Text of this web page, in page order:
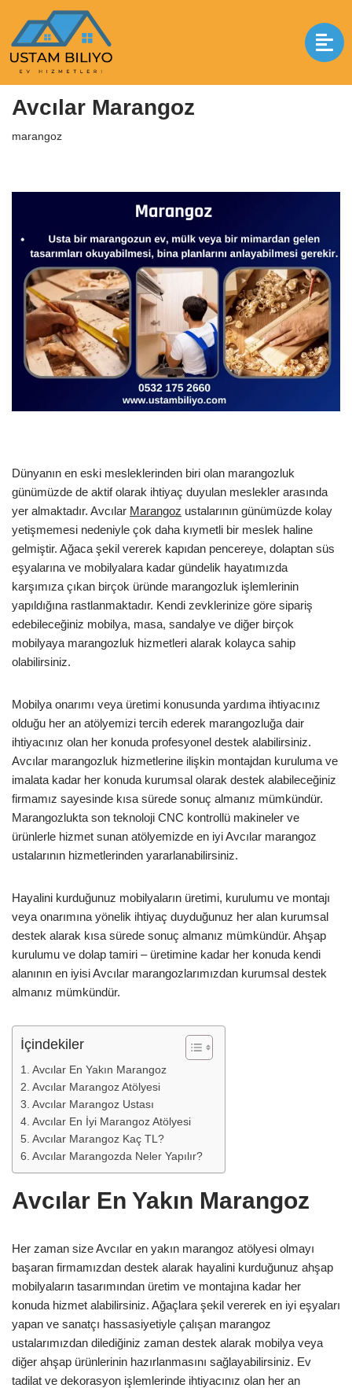
İçeriğe
geç
Anasayfa|marangoz
Avcılar Marangoz
marangoz
Dünyanın en eski mesleklerinden biri olan marangozluk
günümüzde de aktif olarak ihtiyaç duyulan meslekler arasında
yer almaktadır. Avcılar Marangoz ustalarının günümüzde kolay
yetişmemesi nedeniyle çok daha kıymetli bir meslek haline
gelmiştir. Ağaca şekil vererek kapıdan pencereye, dolaptan süs
eşyalarına ve mobilyalara kadar gündelik hayatımızda
karşımıza çıkan birçok üründe marangozluk işlemlerinin
yapıldığına rastlanmaktadır. Kendi zevklerinize göre sipariş
edebileceğiniz mobilya, masa, sandalye ve diğer birçok
mobilyaya marangozluk hizmetleri alarak kolayca sahip
olabilirsiniz.
Mobilya onarımı veya üretimi konusunda yardıma ihtiyacınız
olduğu her an atölyemizi tercih ederek marangozluğa dair
ihtiyacınız olan her konuda profesyonel destek alabilirsiniz.
Avcılar marangozluk hizmetlerine ilişkin montajdan kuruluma ve
imalata kadar her konuda kurumsal olarak destek alabileceğiniz
firmamız sayesinde kısa sürede sonuç almanız mümkündür.
Marangozlukta son teknoloji CNC kontrollü makineler ve
ürünlerle hizmet sunan atölyemizde en iyi Avcılar marangoz
ustalarının hizmetlerinden yararlanabilirsiniz.
Hayalini kurduğunuz mobilyaların üretimi, kurulumu ve montajı
veya onarımına yönelik ihtiyaç duyduğunuz her alan kurumsal
destek alarak kısa sürede sonuç almanız mümkündür. Ahşap
kurulumu ve dolap tamiri – üretimine kadar her konuda kendi
alanının en iyisi Avcılar marangozlarımızdan kurumsal destek
almanız mümkündür.
İçindekiler
Avcılar En Yakın Marangoz
Avcılar Marangoz Atölyesi
Avcılar Marangoz Ustası
Avcılar En İyi Marangoz Atölyesi
Avcılar Marangoz Kaç TL?
Avcılar Marangozda Neler Yapılır?
Avcılar En Yakın Marangoz
Her zaman size Avcılar en yakın marangoz atölyesi olmayı
başaran firmamızdan destek alarak hayalini kurduğunuz ahşap
mobilyaların tasarımından üretim ve montajına kadar her
konuda hizmet alabilirsiniz. Ağaçlara şekil vererek en iyi eşyaları
yapan ve sanatçı hassasiyetiyle çalışan marangoz
ustalarımızdan dilediğiniz zaman destek alarak mobilya veya
diğer ahşap ürünlerinin hazırlanmasını sağlayabilirsiniz. Ev
tadilat ve dekorasyon işlemlerinde ihtiyacınız olan her an